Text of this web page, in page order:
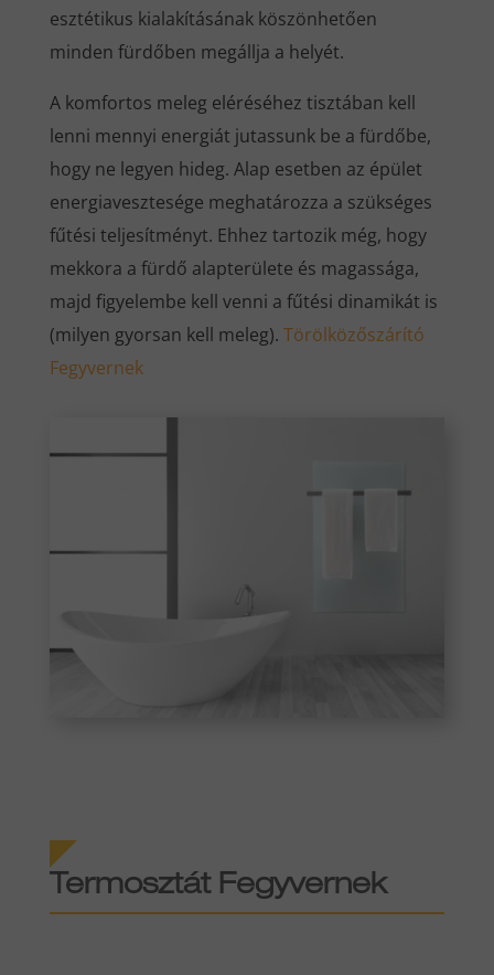
esztétikus kialakításának köszönhetően
minden fürdőben megállja a helyét.
A komfortos meleg eléréséhez tisztában kell
lenni mennyi energiát jutassunk be a fürdőbe,
hogy ne legyen hideg. Alap esetben az épület
energiavesztesége meghatározza a szükséges
fűtési teljesítményt. Ehhez tartozik még, hogy
mekkora a fürdő alapterülete és magassága,
majd figyelembe kell venni a fűtési dinamikát is
(milyen gyorsan kell meleg). Törölközőszárító
Fegyvernek
Termosztát Fegyvernek